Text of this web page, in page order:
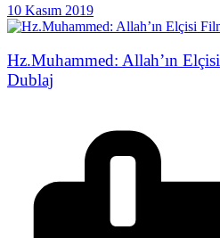
10 Kasım 2019
Hz.Muhammed: Allah’ın
Dublaj